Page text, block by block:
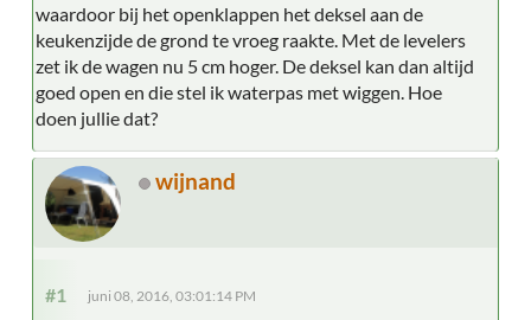
waardoor bij het openklappen het deksel aan de
keukenzijde de grond te vroeg raakte. Met de levelers
zet ik de wagen nu 5 cm hoger. De deksel kan dan altijd
goed open en die stel ik waterpas met wiggen. Hoe
doen jullie dat?
wijnand
#1 juni 08, 2016, 03:01:14 PM